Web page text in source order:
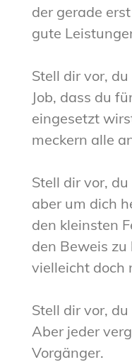
der gerade
gute
Stell dir vor,
Job, dass du
eingesetzt
meckern alle
Stell dir vor,
aber um dich
den kleinsten
den Beweis zu
vielleicht doch
Stell dir vor,
Aber jeder
Vorgänger.